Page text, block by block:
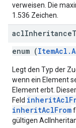
verweisen. Die
1.536 Zeichen.
aclInheritance
enum (
Legt den Typ der
wenn ein Element
Element erbt.
Feld
inheritAclFrom
gültigen